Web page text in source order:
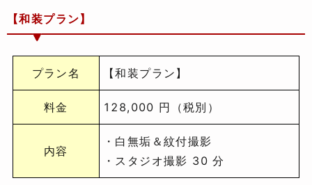
【和装プラン】
プラン名 【和装プラン】
料金 128,000 円（税別）
内容
・白無垢＆紋付撮影
・スタジオ撮影 30 分